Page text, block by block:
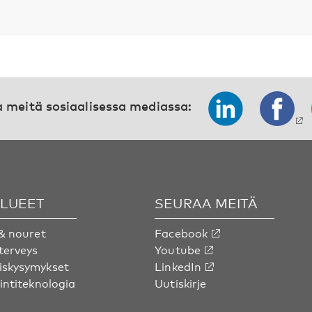
meitä sosiaalisessa mediassa:
nouret
SEURAA MEITÄ
Facebook
Youtube
LinkedIn
Uutiskirje